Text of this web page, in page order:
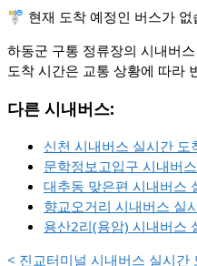
🚏 현재 도착 예정인 버스가 없
하동군 구통 정류장의 시내버
도착 시간은 교통 상황에 따라
다른 시내버스:
신천 시내버스 실시간 도
문학정보고입구 시내버
대추동 맞은편 시내버스
향교오거리 시내버스 실
용산2리(용암) 시내버스
< 진교터미널 시내버스 실시간